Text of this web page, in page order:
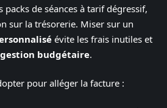
packs de séances à tarif dégressif,
sur la trésorerie. Miser sur un
évite les frais inutiles et
gestion budgétaire.
pour alléger la facture :